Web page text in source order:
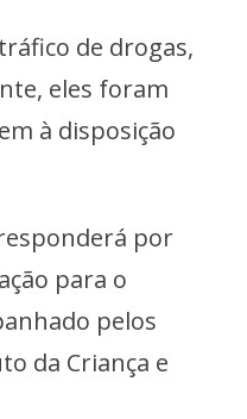
de drogas,
eles foram
à disposição
por
para o
pelos
da Criança e